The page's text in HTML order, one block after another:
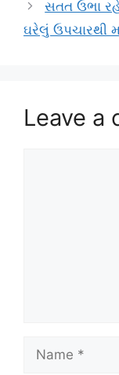
સતત ઉભા
ઘરેલું ઉપચારથી
Leave a
Name